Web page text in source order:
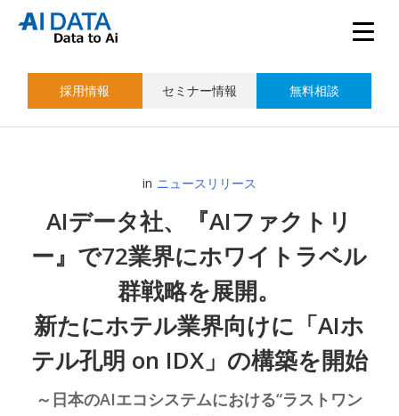
採用情報 セミナー情報 無料相談
in ニュースリリース
AIデータ社、『AIファクトリ
ー』で72業界にホワイトラベル
群戦略を展開。
新たにホテル業界向けに「AIホ
テル孔明 on IDX」の構築を開始
～日本のAIエコシステムにおける“ラストワン